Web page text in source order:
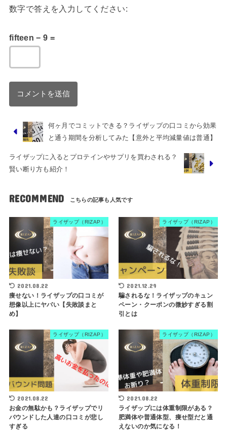
数字で答えを入力してください:
fifteen − 9 =
何ヶ月でコミットできる？ライザップの口コミから効果
と通う期間を分析してみた【意外と平均減量値は普通】
ライザップに入るとプロテインやサプリを買わされる？
賢い断り方も紹介！
RECOMMEND
ライザップ（RIZAP）
2021.08.22
痩せない！ライザップの口コミが
想像以上にヤバい【失敗談まと
め】
ライザップ（RIZAP）
2021.12.29
騙されるな！ライザップのキュン
ペーン・クーポンの微妙すぎる割
引とは
ライザップ（RIZAP）
2021.08.22
お金の無駄かも？ライザップでリ
バウンドした人達の口コミが悲し
すぎる
ライザップ（RIZAP）
2021.08.22
ライザップには体重制限がある？
肥満体や普通体型、痩せ型だと通
えないのか気になる！